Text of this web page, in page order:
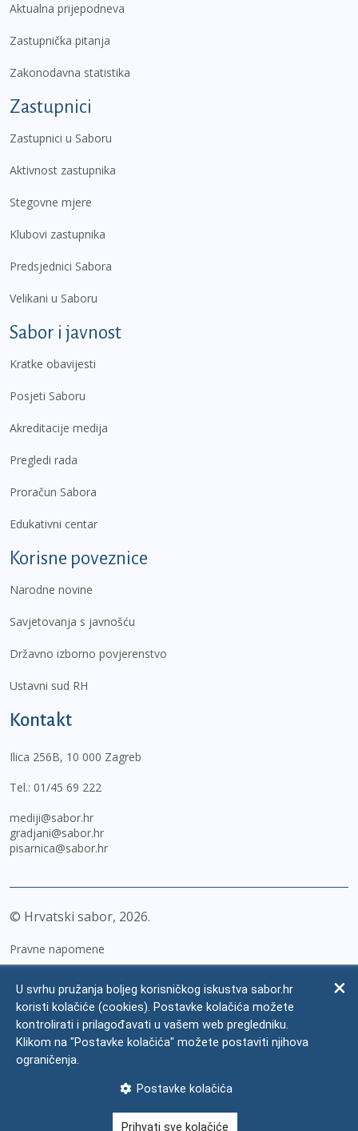
Aktualna prijepodneva
Zastupnička pitanja
Zakonodavna statistika
Zastupnici
Zastupnici u Saboru
Aktivnost zastupnika
Stegovne mjere
Klubovi zastupnika
Predsjednici Sabora
Velikani u Saboru
Sabor i javnost
Kratke obavijesti
Posjeti Saboru
Akreditacije medija
Pregledi rada
Proračun Sabora
Edukativni centar
Korisne poveznice
Narodne novine
Savjetovanja s javnošću
Državno izborno povjerenstvo
Ustavni sud RH
Kontakt
Ilica 256B, 10 000 Zagreb
Tel.: 01/45 69 222
mediji@sabor.hr
gradjani@sabor.hr
pisarnica@sabor.hr
© Hrvatski sabor, 2026
Pravne napomene
Zaštita osobnih podataka
Impressum
Česta pitanja
U svrhu pružanja boljeg korisničkog iskustva sabor.hr
koristi kolačiće (cookies). Postavke kolačića možete
kontrolirati i prilagođavati u vašem web pregledniku.
Klikom na "Postavke kolačića" možete postaviti njihova
ograničenja.
Postavke kolačića
Prihvati sve kolačiće